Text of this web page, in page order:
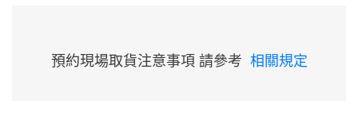
預約現場取貨注意事項 請參考 相關規定